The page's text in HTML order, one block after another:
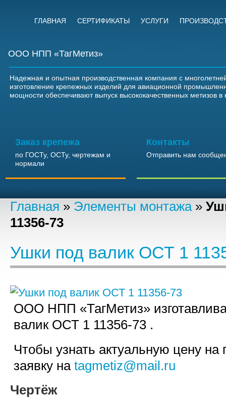
ГЛАВНАЯ СЕРТИФИКАТЫ УСЛУГИ
ООО НПП «ТагМетиз»
Надежная и опытная производственная компания с
изготовление крепежных изделий для авиационной
мощности обеспечивают выпуск высококачественных метизов в
Заказ крепежа
по ГОСТу, ОСТу, чертежам и
нормали
Контакты
Отправить нам
Главная » Элементы монтажа»
11356-73
Ушки под валик ОСТ 1
ООО НПП «ТагМетиз»
валик ОСТ 1 11356-73 .
Чтобы узнать актуальную цену на
заявку наtagmetiz@mail.ru
Чертёж